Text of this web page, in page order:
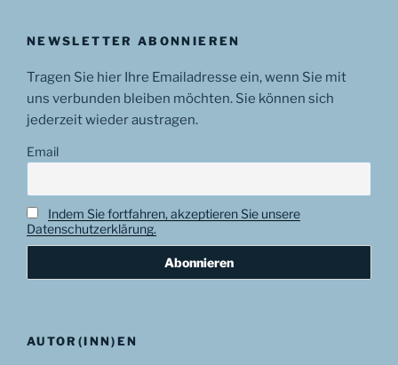
NEWSLETTER ABONNIEREN
Tragen Sie hier Ihre Emailadresse ein, wenn Sie mit
uns verbunden bleiben möchten. Sie können sich
jederzeit wieder austragen.
Email
Indem Sie fortfahren, akzeptieren Sie unsere
Datenschutzerklärung.
AUTOR(INN)EN